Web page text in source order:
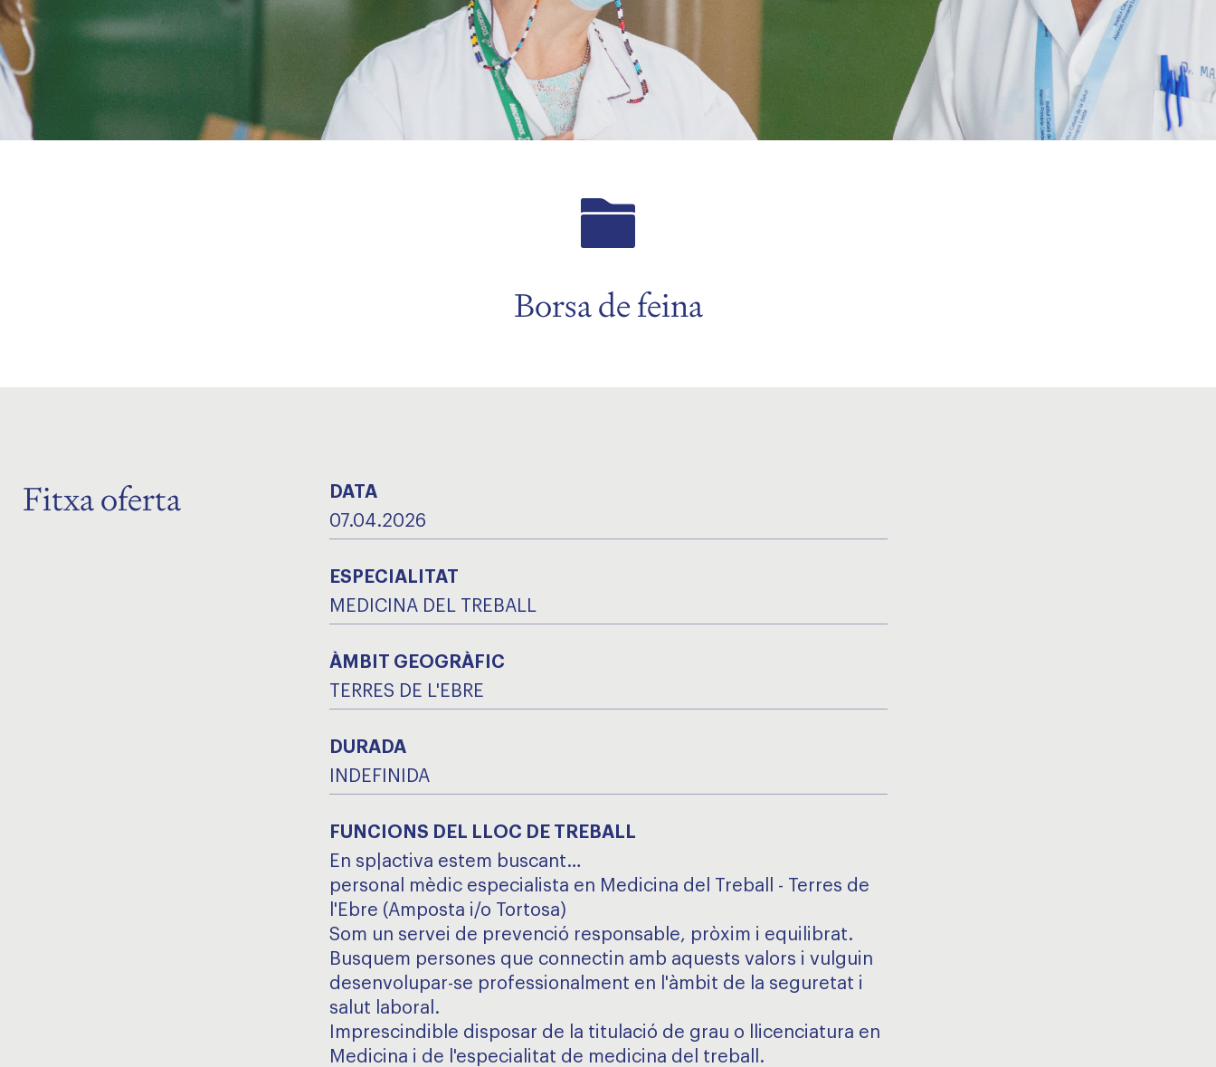
Borsa de feina
Fitxa oferta
DATA
07.04.2026
ESPECIALITAT
MEDICINA DEL TREBALL
ÀMBIT GEOGRÀFIC
TERRES DE L'EBRE
DURADA
INDEFINIDA
FUNCIONS DEL LLOC DE TREBALL
En sp|activa estem buscant…
personal mèdic especialista en Medicina del Treball - Terres de
l'Ebre (Amposta i/o Tortosa)
Som un servei de prevenció responsable, pròxim i equilibrat.
Busquem persones que connectin amb aquests valors i vulguin
desenvolupar-se professionalment en l'àmbit de la seguretat i
salut laboral.
Imprescindible disposar de la titulació de grau o llicenciatura en
Medicina i de l'especialitat de medicina del treball.